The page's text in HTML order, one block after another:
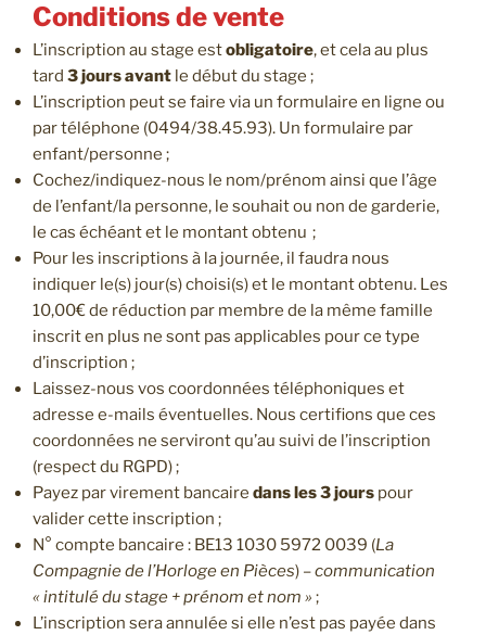
Conditions de vente
L’inscription au stage estobligatoire, et cela au plus
tard 3 jours avant le début du stage ;
L’inscription peut se faire via un formulaire en ligne ou
par téléphone (0494/38.45.93). Un formulaire par
enfant/personne ;
Cochez/indiquez-nous le nom/prénom ainsi que l’âge
de l’enfant/la personne, le souhait ou non de garderie,
le cas échéant et le montant obtenu ;
Pour les inscriptions à la journée, il faudra nous
indiquer le(s) jour(s) choisi(s) et le montant obtenu. Les
10,00€ de réduction par membre de la même famille
inscrit en plus ne sont pas applicables pour ce type
d’inscription ;
Laissez-nous vos coordonnées téléphoniques et
adresse e-mails éventuelles. Nous certifions que ces
coordonnées ne serviront qu’au suivi de l’inscription
(respect du RGPD) ;
Payez par virement bancaire dans les 3 jours pour
valider cette inscription ;
N° compte bancaire : BE13 1030 5972 0039 (La
Compagnie de l’Horloge en Pièces) –communication
« intitulé du stage + prénom et nom » ;
L’inscription sera annulée si elle n’est pas payée dans